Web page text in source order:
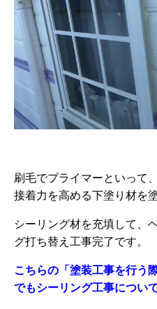
刷毛でプライマーといって
接着力を高める下塗り材を塗
シーリング材を充填して、
グ打ち替え工事完了です。
こちらの「塗装工事を行う
でもシーリング工事につい